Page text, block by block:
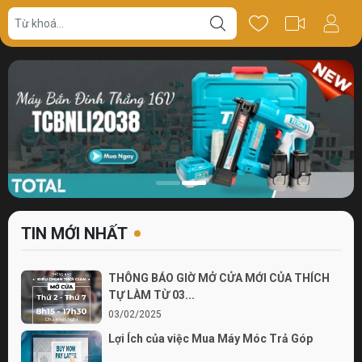
TIN MỚI NHẤT
THÔNG BÁO GIỜ MỞ CỬA MỚI CỦA THÍCH
TỰ LÀM TỪ 03...
03/02/2025
Lợi Ích của việc Mua Máy Móc Trả Góp